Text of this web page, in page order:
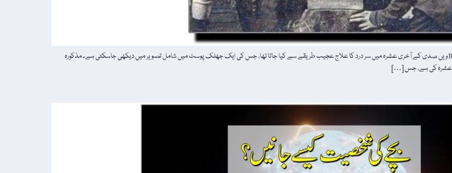
معلوماتِ عامہ کی انگریزی ویب سائٹ "pinterest.com” کے مطابق 18ویں صدی کے آخری عشرہ میں سر درد کا علاج عجیب طریقے سے کیا جاتا تھا، جس کی ایک جھلک پوسٹ میں شامل تصویر میں دیکھی جاسکتی ہے۔ مذکورہ